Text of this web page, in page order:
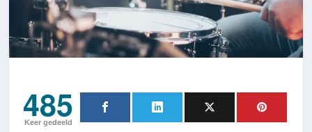
485
Keer gedeeld